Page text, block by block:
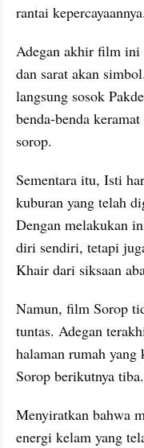
rantai kepercayaannya.
Adegan akhir film ini
dan sarat akan
langsung sosok
benda-benda
sorop.
Sementara itu, Isti
kuburan yang telah
Dengan melakukan
diri sendiri, tetapi
Khair dari siksaan
Namun, film Sorop
tuntas. Adegan
halaman rumah
Sorop berikutnya tiba.
Menyiratkan bahwa
energi kelam yang